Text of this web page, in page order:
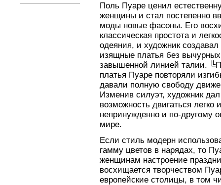
Поль Пуаре ценил
женщины и стал постепенно
моды новые фасоны. Его
классическая простота и
одеяния, и художник
изящные платья без
завышенной линией талии.
платья Пуаре повторяли
давали полную свободу
Изменив силуэт, художник
возможность двигаться легко и
непринужденно и по-другому
мире.
Если стиль модерн
гамму цветов в нарядах, то
женщинам настроение
восхищается творчеством
европейские столицы, в том